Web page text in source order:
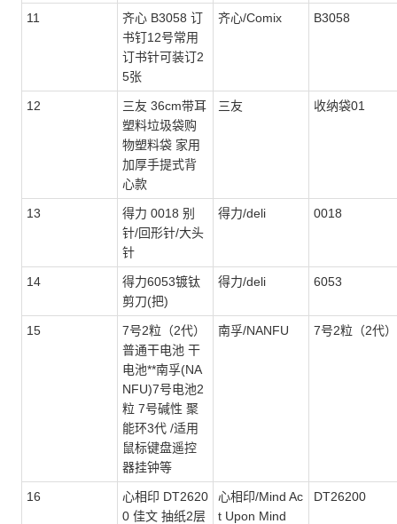
11
齐心 B3058 订
书钉12号常用
订书针可装订2
5张
齐心/Comix B3058
12
三友 36cm带耳
塑料垃圾袋购
物塑料袋 家用
加厚手提式背
心款
三友 收纳袋01
13
得力 0018 别
针/回形针/大头
针
得力/deli 0018
14
得力6053镀钛
剪刀(把)
得力/deli 6053
15
7号2粒（2代）
普通干电池 干
电池**南孚(NA
NFU)7号电池2
粒 7号碱性 聚
能环3代 /适用
鼠标键盘遥控
器挂钟等
南孚/NANFU 7号2粒（2代）
16
心相印 DT2620
0 佳文 抽纸2层
心相印/Mind Ac
t Upon Mind
DT26200